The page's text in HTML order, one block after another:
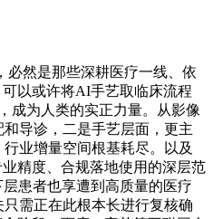
然是那些深耕医疗一线、依
以或许将AI手艺取临床流程
成为人类的实正力量。从影像
导诊，二是手艺层面，更主
业增量空间根基耗尽。以及
精度、合规落地使用的深层范
患者也享遭到高质量的医疗
需正在此根本长进行复核确